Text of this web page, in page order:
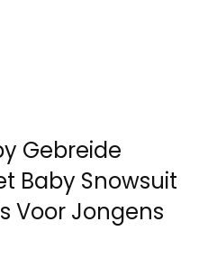
Gebreide
Baby Snowsuit
Voor Jongens